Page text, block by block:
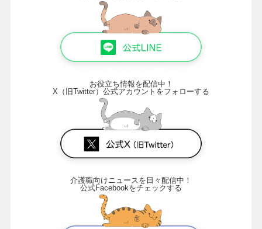
お役立ち情報を配信中！
X（旧Twitter）公式アカウントをフォローする
介護職向けニュースを日々配信中！
公式Facebookをチェックする